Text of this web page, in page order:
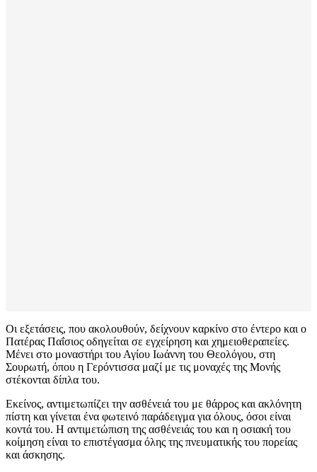
Οι εξετάσεις, που ακολουθούν, δείχνουν καρκίνο στο έντερο και ο
Πατέρας Παΐσιος οδηγείται σε εγχείρηση και χημειοθεραπείες.
Μένει στο μοναστήρι του Αγίου Ιωάννη του Θεολόγου, στη
Σουρωτή, όπου η Γερόντισσα μαζί με τις μοναχές της Μονής
στέκονται δίπλα του.
Εκείνος, αντιμετωπίζει την ασθένειά του με θάρρος και ακλόνητη
πίστη και γίνεται ένα φωτεινό παράδειγμα για όλους, όσοι είναι
κοντά του. Η αντιμετώπιση της ασθένειάς του και η οσιακή του
κοίμηση είναι το επιστέγασμα όλης της πνευματικής του πορείας
και άσκησης.